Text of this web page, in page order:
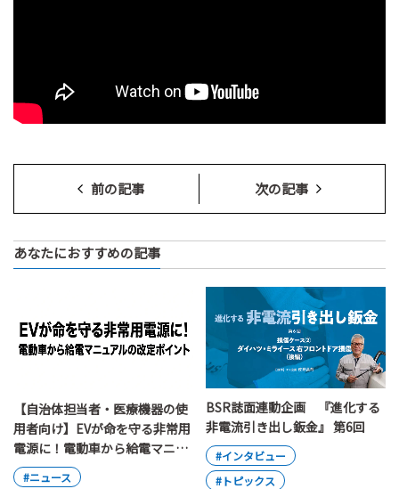
前の記事 次の記事
あなたにおすすめの記事
【自治体担当者・医療機器の使
用者向け】EVが命を守る非常用
電源に！電動車から給電マニュ
アルの改定ポイント
#ニュース
BSR誌面連動企画 『進化する
非電流引き出し鈑金』 第6回
#インタビュー
#トピックス